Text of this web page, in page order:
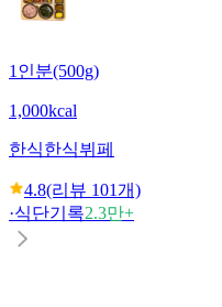
1인분(500g)
1,000kcal
한식한식뷔페
4.8(리뷰 101개)
·식단기록2.3만+